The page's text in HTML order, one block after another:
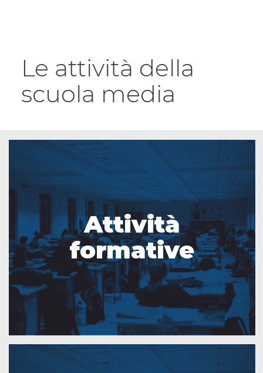
Le attività della
scuola media
Attività
formative